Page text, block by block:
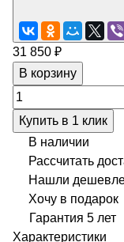
31 850 ₽
В корзину
Купить в 1 клик
В наличии
Рассчитать
Нашли
Хочу в подарок
Гарантия 5 лет
Характеристики